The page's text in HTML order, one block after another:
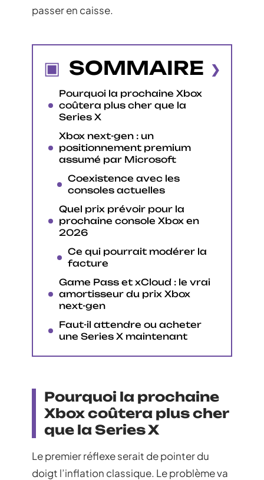
passer en caisse.
SOMMAIRE
Pourquoi la prochaine Xbox
coûtera plus cher que la
Series X
Xbox next-gen : un
positionnement premium
assumé par Microsoft
Coexistence avec les
consoles actuelles
Quel prix prévoir pour la
prochaine console Xbox en
2026
Ce qui pourrait modérer la
facture
Game Pass et xCloud : le vrai
amortisseur du prix Xbox
next-gen
Faut-il attendre ou acheter
une Series X maintenant
Pourquoi la prochaine
Xbox coûtera plus cher
que la Series X
Le premier réflexe serait de pointer du
doigt l’inflation classique. Le problème va